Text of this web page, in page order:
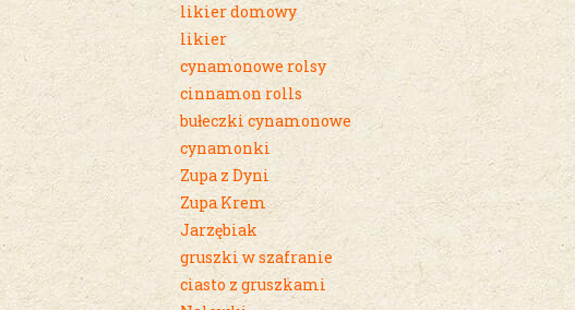
likier domowy
likier
cynamonowe rolsy
cinnamon rolls
bułeczki cynamonowe
cynamonki
Zupa z Dyni
Zupa Krem
Jarzębiak
gruszki w szafranie
ciasto z gruszkami